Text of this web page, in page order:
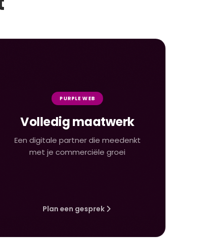
PURPLE WEB
Volledig maatwerk
Een digitale partner die meedenkt
met je commerciële groei
Plan een gesprek